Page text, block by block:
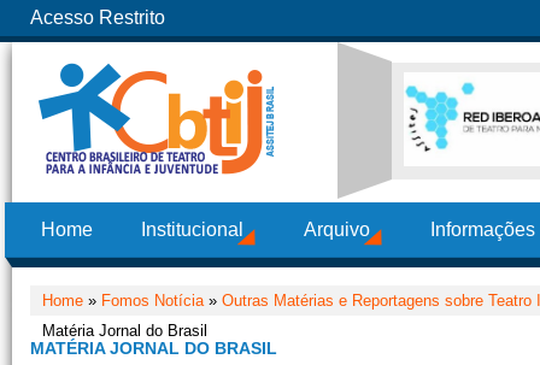
Acesso Restrito
Home Institucional Arquivo
Home » Fomos Notícia» Outras Matérias e Reportagens sobre Teatro
Matéria Jornal do Brasil
MATÉRIA JORNAL DO BRASIL